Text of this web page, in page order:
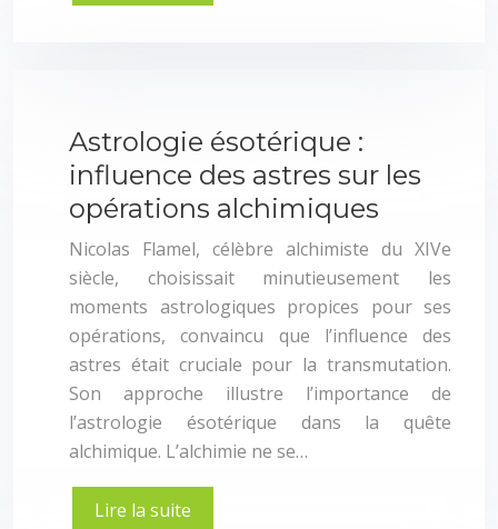
Astrologie ésotérique :
influence des astres sur les
opérations alchimiques
Nicolas Flamel, célèbre alchimiste du XIVe
siècle, choisissait minutieusement les
moments astrologiques propices pour ses
opérations, convaincu que l’influence des
astres était cruciale pour la transmutation.
Son approche illustre l’importance de
l’astrologie ésotérique dans la quête
alchimique. L’alchimie ne se…
Lire la suite